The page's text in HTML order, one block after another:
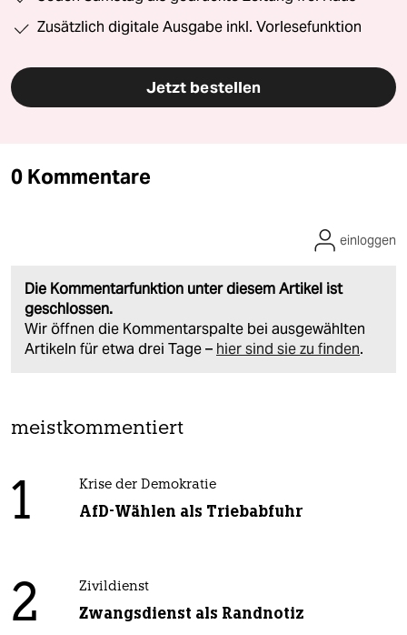
Zusätzlich digitale Ausgabe inkl. Vorlesefunktion
Jetzt bestellen
0 Kommentare
Die Kommentarfunktion unter diesem Artikel ist
geschlossen.
Wir öffnen die Kommentarspalte bei ausgewählten
Artikeln für etwa drei Tage – hier sind sie zu finden.
einloggen
meistkommentiert
1 Krise der Demokratie
AfD-Wählen als Triebabfuhr
2 Zivildienst
Zwangsdienst als Randnotiz